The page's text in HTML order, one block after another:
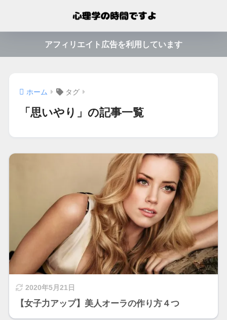
アフィリエイト広告を利用しています
ホーム タグ
「思いやり」の記事一覧
2020年5月21日
【女子力アップ】美人オーラの作り方４つ